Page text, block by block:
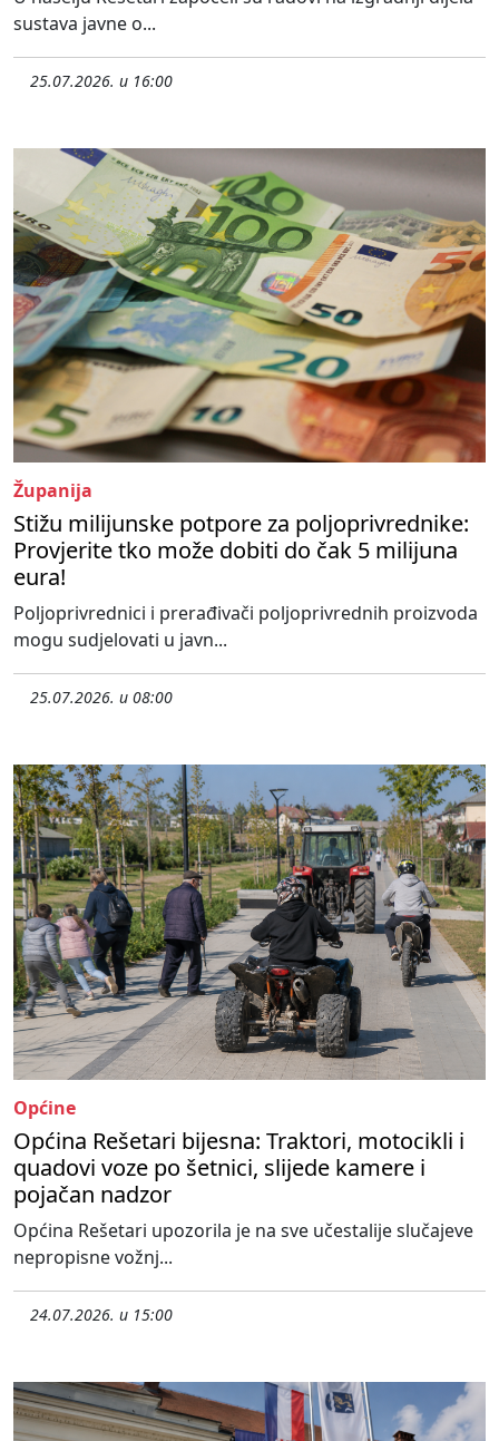
sustava javne o...
25.07.2026. u 16:00
Županija
Stižu milijunske potpore za poljoprivrednike:
Provjerite tko može dobiti do čak 5 milijuna
eura!
Poljoprivrednici i prerađivači poljoprivrednih proizvoda
mogu sudjelovati u javn...
25.07.2026. u 08:00
Općine
Općina Rešetari bijesna: Traktori, motocikli i
quadovi voze po šetnici, slijede kamere i
pojačan nadzor
Općina Rešetari upozorila je na sve učestalije slučajeve
nepropisne vožnj...
24.07.2026. u 15:00